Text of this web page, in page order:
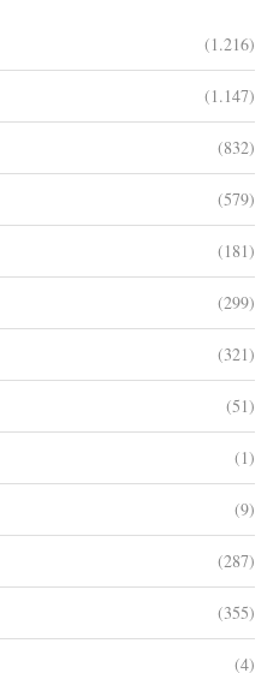
(1.216)
(1.147)
(832)
(579)
(181)
(299)
(321)
(51)
(1)
(9)
(287)
(355)
(4)